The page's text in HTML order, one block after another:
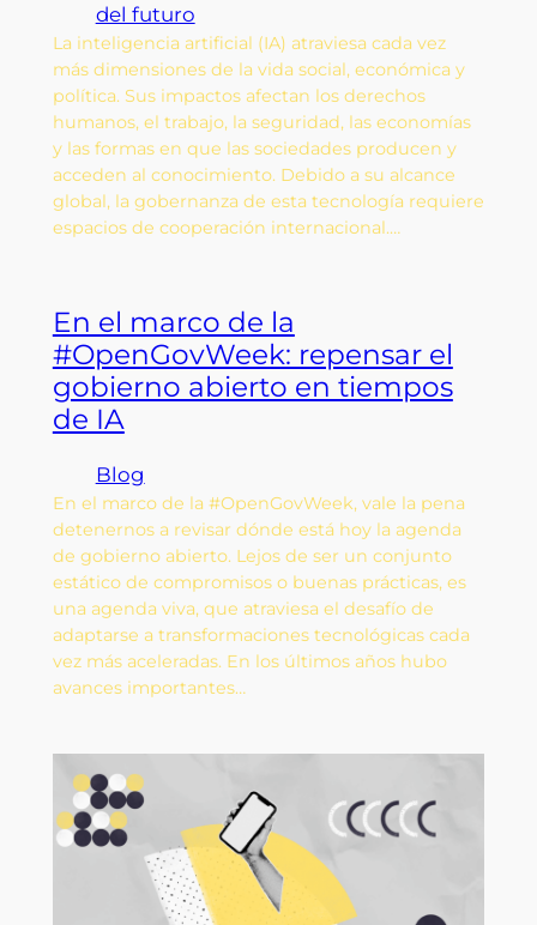
del futuro
La inteligencia artificial (IA) atraviesa cada vez
más dimensiones de la vida social, económica y
política. Sus impactos afectan los derechos
humanos, el trabajo, la seguridad, las economías
y las formas en que las sociedades producen y
acceden al conocimiento. Debido a su alcance
global, la gobernanza de esta tecnología requiere
espacios de cooperación internacional.…
En el marco de la
#OpenGovWeek: repensar el
gobierno abierto en tiempos
de IA
Blog
En el marco de la #OpenGovWeek, vale la pena
detenernos a revisar dónde está hoy la agenda
de gobierno abierto. Lejos de ser un conjunto
estático de compromisos o buenas prácticas, es
una agenda viva, que atraviesa el desafío de
adaptarse a transformaciones tecnológicas cada
vez más aceleradas. En los últimos años hubo
avances importantes…